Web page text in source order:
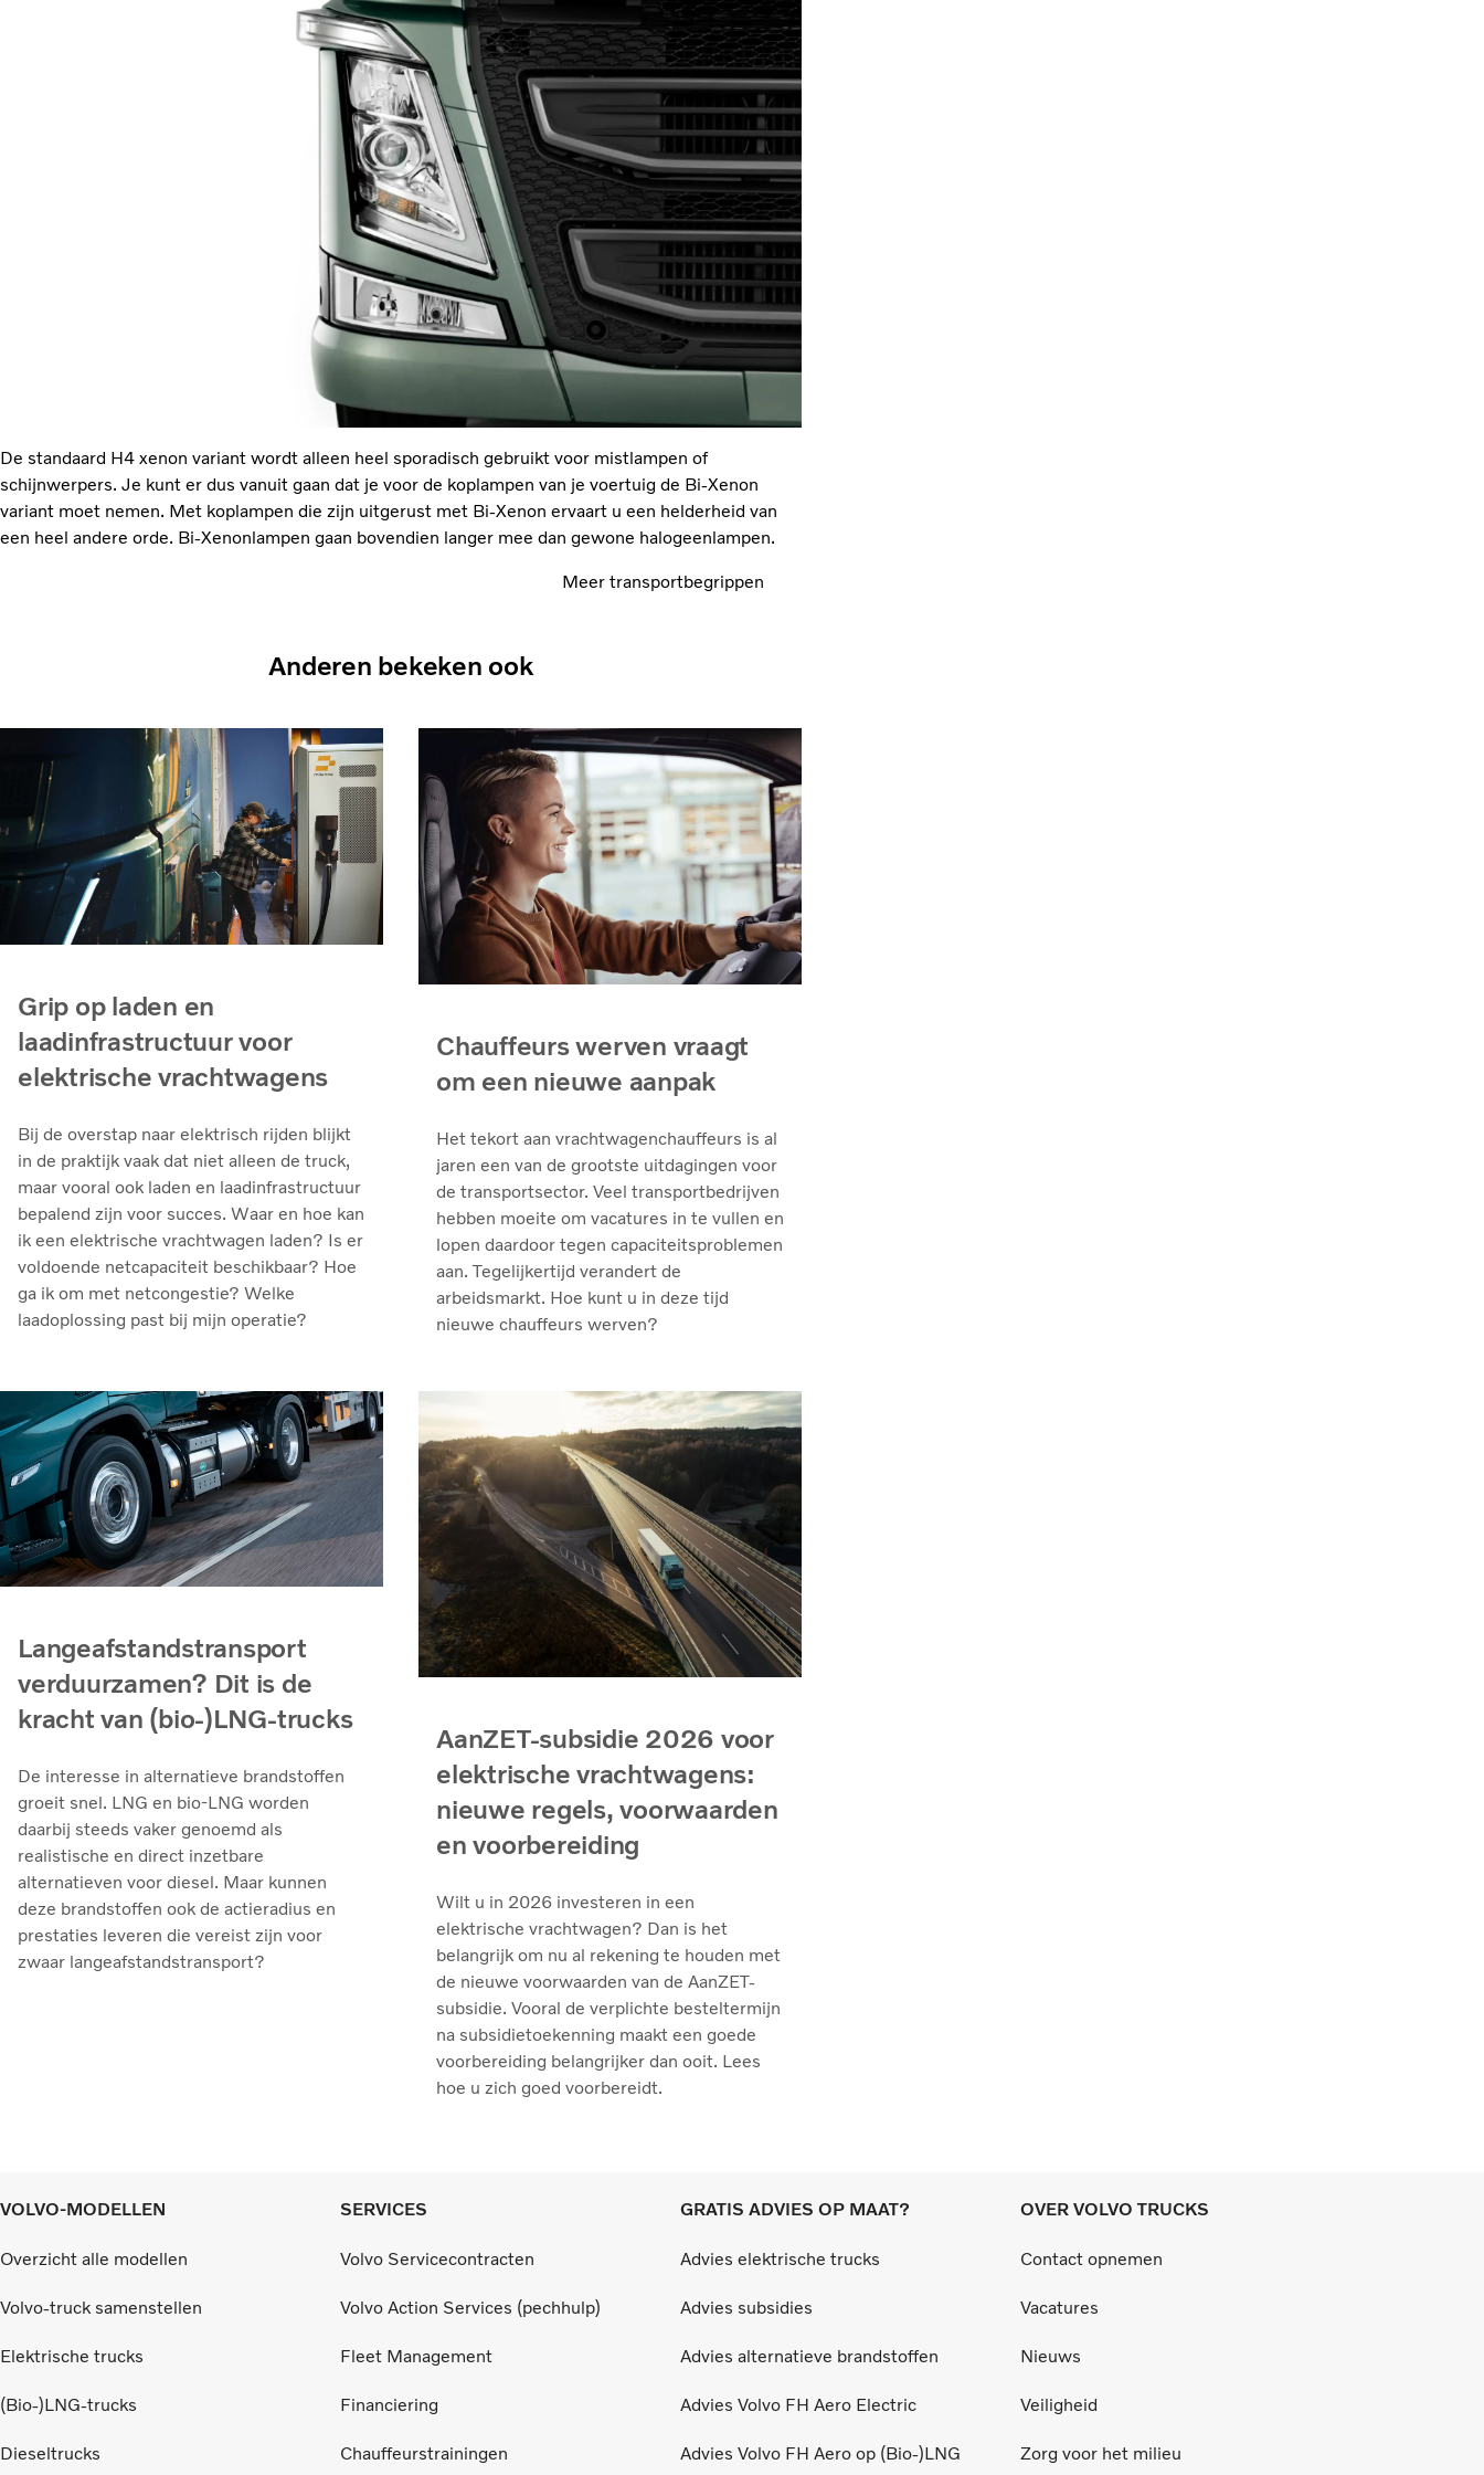
De standaard H4 xenon variant wordt alleen heel sporadisch gebruikt voor mistlampen of
schijnwerpers. Je kunt er dus vanuit gaan dat je voor de koplampen van je voertuig de Bi-Xenon
variant moet nemen. Met koplampen die zijn uitgerust met Bi-Xenon ervaart u een helderheid van
een heel andere orde. Bi-Xenonlampen gaan bovendien langer mee dan gewone halogeenlampen.
Meer transportbegrippen
Anderen bekeken ook
Grip op laden en
laadinfrastructuur voor
elektrische vrachtwagens
Bij de overstap naar elektrisch rijden blijkt
in de praktijk vaak dat niet alleen de truck,
maar vooral ook laden en laadinfrastructuur
bepalend zijn voor succes. Waar en hoe kan
ik een elektrische vrachtwagen laden? Is er
voldoende netcapaciteit beschikbaar? Hoe
ga ik om met netcongestie? Welke
laadoplossing past bij mijn operatie?
Chauffeurs werven vraagt
om een nieuwe aanpak
Het tekort aan vrachtwagenchauffeurs is al
jaren een van de grootste uitdagingen voor
de transportsector. Veel transportbedrijven
hebben moeite om vacatures in te vullen en
lopen daardoor tegen capaciteitsproblemen
aan. Tegelijkertijd verandert de
arbeidsmarkt. Hoe kunt u in deze tijd
nieuwe chauffeurs werven?
Langeafstandstransport
verduurzamen? Dit is de
kracht van (bio-)LNG-trucks
De interesse in alternatieve brandstoffen
groeit snel. LNG en bio‑LNG worden
daarbij steeds vaker genoemd als
realistische en direct inzetbare
alternatieven voor diesel. Maar kunnen
deze brandstoffen ook de actieradius en
prestaties leveren die vereist zijn voor
zwaar langeafstandstransport?
AanZET-subsidie 2026 voor
elektrische vrachtwagens:
nieuwe regels, voorwaarden
en voorbereiding
Wilt u in 2026 investeren in een
elektrische vrachtwagen? Dan is het
belangrijk om nu al rekening te houden met
de nieuwe voorwaarden van de AanZET-
subsidie. Vooral de verplichte besteltermijn
na subsidietoekenning maakt een goede
voorbereiding belangrijker dan ooit. Lees
hoe u zich goed voorbereidt.
VOLVO-MODELLEN
Overzicht alle modellen
Volvo-truck samenstellen
Elektrische trucks
(Bio-)LNG-trucks
Dieseltrucks
SERVICES
Volvo Servicecontracten
Volvo Action Services (pechhulp)
Fleet Management
Financiering
Chauffeurstrainingen
GRATIS ADVIES OP MAAT?
Advies elektrische trucks
Advies subsidies
Advies alternatieve brandstoffen
Advies Volvo FH Aero Electric
Advies Volvo FH Aero op (Bio-)LNG
OVER VOLVO TRUCKS
Contact opnemen
Vacatures
Nieuws
Veiligheid
Zorg voor het milieu